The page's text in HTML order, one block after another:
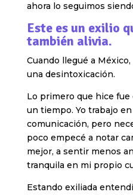
ahora lo seguimos
Este es un exilio
también alivia.
Cuando llegué a
una desintoxicación.
Lo primero que hice
un tiempo. Yo trabajo
comunicación, pero
poco empecé a notar
mejor, a sentir menos
tranquila en mi propio
Estando exiliada